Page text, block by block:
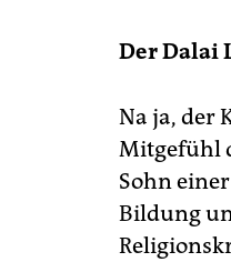
Der Dalai
Na ja, der
Mitgefühl
Sohn
Bildung